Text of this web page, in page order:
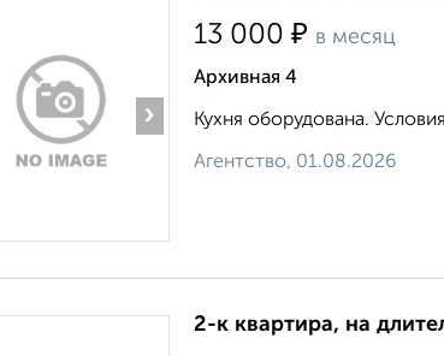
›
13 000 ₽ в месяц
Архивная 4
Кухня оборудована.
Агентство, 01.08.2026
2-к квартира, на